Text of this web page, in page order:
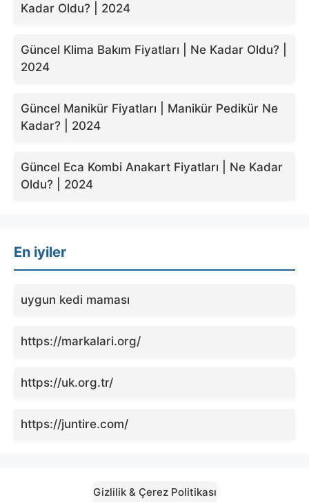
Kadar Oldu? | 2024
Güncel Klima Bakım Fiyatları | Ne Kadar Oldu? |
2024
Güncel Manikür Fiyatları | Manikür Pedikür Ne
Kadar? | 2024
Güncel Eca Kombi Anakart Fiyatları | Ne Kadar
Oldu? | 2024
En iyiler
uygun kedi maması
https://markalari.org/
https://uk.org.tr/
https://juntire.com/
Gizlilik & Çerez Politikası